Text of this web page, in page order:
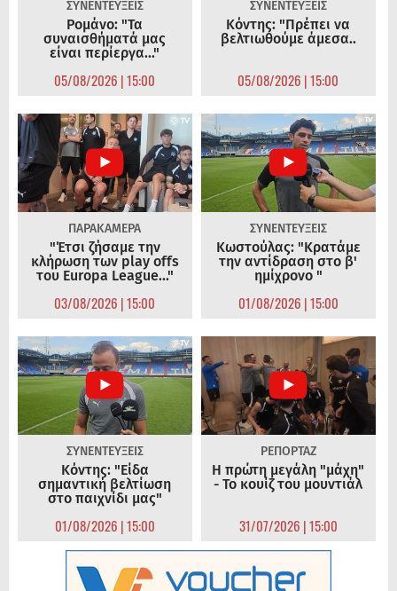
ΣΥΝΕΝΤΕΥΞΕΙΣ
Ρομάνο: "Τα
συναισθήματά μας
είναι περίεργα..."
05/08/2026 | 15:00
ΣΥΝΕΝΤΕΥΞΕΙΣ
Κόντης: "Πρέπει να
βελτιωθούμε άμεσα..
05/08/2026 | 15:00
ΠΑΡΑΚΑΜΕΡΑ
"Έτσι ζήσαμε την
κλήρωση των play offs
του Europa League..."
03/08/2026 | 15:00
ΣΥΝΕΝΤΕΥΞΕΙΣ
Κωστούλας: "Κρατάμε
την αντίδραση στο β'
ημίχρονο "
01/08/2026 | 15:00
ΣΥΝΕΝΤΕΥΞΕΙΣ
Κόντης: "Είδα
σημαντική βελτίωση
στο παιχνίδι μας"
01/08/2026 | 15:00
ΡΕΠΟΡΤΑΖ
Η πρώτη μεγάλη "μάχη"
- Το κουίζ του μουντιάλ
31/07/2026 | 15:00